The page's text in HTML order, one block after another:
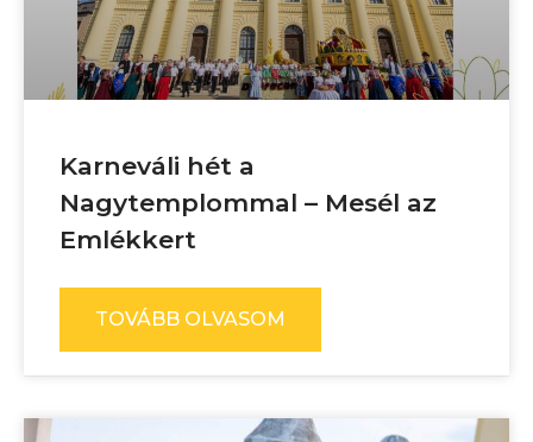
Karneváli hét a
Nagytemplommal – Mesél az
Emlékkert
TOVÁBB OLVASOM